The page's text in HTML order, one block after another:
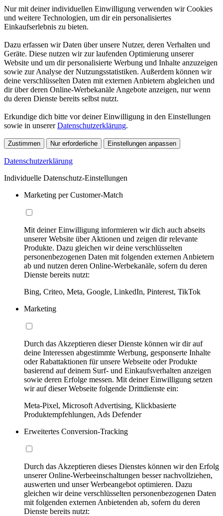
Nur mit deiner individuellen Einwilligung verwenden wir Cookies
und weitere Technologien, um dir ein personalisiertes
Einkaufserlebnis zu bieten.
Dazu erfassen wir Daten über unsere Nutzer, deren Verhalten und
Geräte. Diese nutzen wir zur laufenden Optimierung unserer
Website und um dir personalisierte Werbung und Inhalte anzuzeigen
sowie zur Analyse der Nutzungsstatistiken. Außerdem können wir
deine verschlüsselten Daten mit externen Anbietern abgleichen und
dir über deren Online-Werbekanäle Angebote anzeigen, nur wenn
du deren Dienste bereits selbst nutzt.
Erkundige dich bitte vor deiner Einwilligung in den Einstellungen
sowie in unsererDatenschutzerklärung.
Zustimmen Nur erforderliche Einstellungen anpassen
Datenschutzerklärung
Individuelle Datenschutz-Einstellungen
Marketing per Customer-Match
Mit deiner Einwilligung informieren wir dich auch abseits
unserer Website über Aktionen und zeigen dir relevante
Produkte. Dazu gleichen wir deine verschlüsselten
personenbezogenen Daten mit folgenden externen Anbietern
ab und nutzen deren Online-Werbekanäle, sofern du deren
Dienste bereits nutzt:
Bing, Criteo, Meta, Google, LinkedIn, Pinterest, TikTok
Marketing
Durch das Akzeptieren dieser Dienste können wir dir auf
deine Interessen abgestimmte Werbung, gesponserte Inhalte
oder Rabattaktionen für unsere Webseite oder Produkte
basierend auf deinem Surf- und Einkaufsverhalten anzeigen
sowie deren Erfolge messen. Mit deiner Einwilligung setzen
wir auf dieser Webseite folgende Drittdienste ein:
Meta-Pixel, Microsoft Advertising, Klickbasierte
Produktempfehlungen, Ads Defender
Erweitertes Conversion-Tracking
Durch das Akzeptieren dieses Dienstes können wir den Erfolg
unserer Online-Werbeeinschaltungen besser nachvollziehen,
auswerten und unser Werbeangebot optimieren. Dazu
gleichen wir deine verschlüsselten personenbezogenen Daten
mit folgenden externen Anbietenden ab, sofern du deren
Dienste bereits nutzt: